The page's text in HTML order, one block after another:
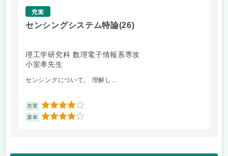
充実
センシングシステム特論(26)
理工学研究科 数理電子情報系専攻
小室孝先生
センシングについて。 理解し...
充実 4
楽単 4